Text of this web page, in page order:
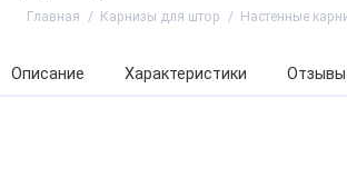
Главная Карнизы для штор Настенные
Описание Характеристики Отзывы